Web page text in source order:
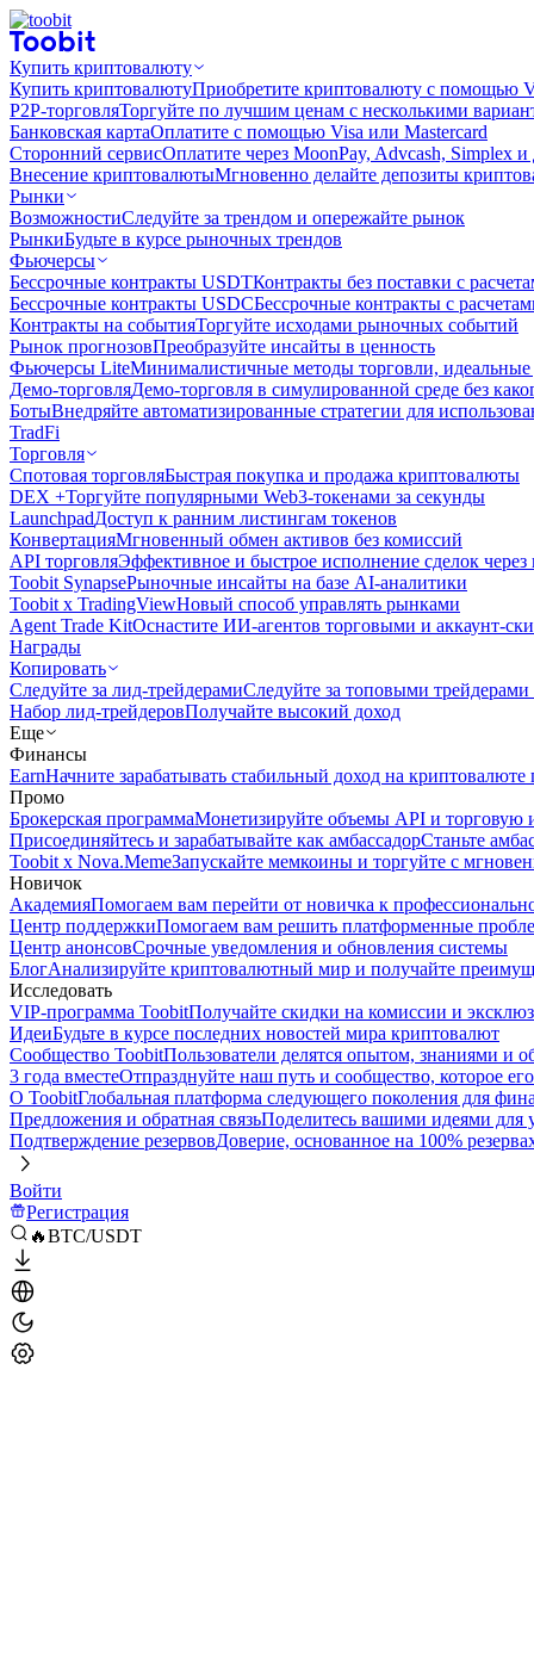
Купить криптовалюту
Купить криптовалютуПриобретите криптовалюту с помощью
P2P-торговляТоргуйте по лучшим ценам с несколькими
Банковская картаОплатите с помощью Visa или Mastercard
Сторонний сервисОплатите через MoonPay, Advcash, Simplex и
Внесение криптовалютыМгновенно делайте депозиты
Рынки
ВозможностиСледуйте за трендом и опережайте рынок
РынкиБудьте в курсе рыночных трендов
Фьючерсы
Бессрочные контракты USDTКонтракты без поставки с
Бессрочные контракты USDCБессрочные контракты с
Контракты на событияТоргуйте исходами рыночных событий
Рынок прогнозовПреобразуйте инсайты в ценность
Фьючерсы LiteМинималистичные методы торговли, идеальные
Демо-торговляДемо-торговля в симулированной среде без
БотыВнедряйте автоматизированные стратегии для
TradFi
Торговля
Спотовая торговляБыстрая покупка и продажа криптовалюты
DEX +Торгуйте популярными Web3-токенами за секунды
LaunchpadДоступ к ранним листингам токенов
КонвертацияМгновенный обмен активов без комиссий
API торговляЭффективное и быстрое исполнение сделок
Toobit SynapseРыночные инсайты на базе AI-аналитики
Toobit x TradingViewНовый способ управлять рынками
Agent Trade KitОснастите ИИ-агентов торговыми и аккаунт-
Награды
Копировать
Следуйте за лид-трейдерамиСледуйте за топовыми
Набор лид-трейдеровПолучайте высокий доход
Еще
Финансы
EarnНачните зарабатывать стабильный доход на криптовалюте
Промо
Брокерская программаМонетизируйте объемы API и торговую
Присоединяйтесь и зарабатывайте как амбассадорСтаньте
Toobit x Nova.MemeЗапускайте мемкоины и торгуйте с
Новичок
АкадемияПомогаем вам перейти от новичка к
Центр поддержкиПомогаем вам решить платформенные
Центр анонсовСрочные уведомления и обновления системы
БлогАнализируйте криптовалютный мир и получайте
Исследовать
VIP-программа ToobitПолучайте скидки на комиссии и
ИдеиБудьте в курсе последних новостей мира криптовалют
Сообщество ToobitПользователи делятся опытом, знаниями и
3 года вместеОтпразднуйте наш путь и сообщество, которое
О ToobitГлобальная платформа следующего поколения для
Предложения и обратная связьПоделитесь вашими идеями для
Подтверждение резервовДоверие, основанное на 100%
Войти
Регистрация
🔥BTC/USDT